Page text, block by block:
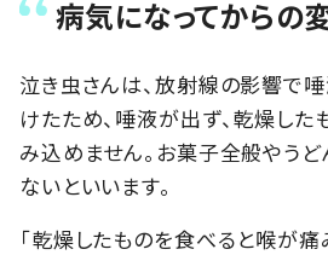
病気になってからの
泣き虫さんは、放射線の影響で
けたため、唾液が出ず、乾燥し
み込めません。お菓子全般やうど
ないといいます。
「乾燥したものを食べると喉が